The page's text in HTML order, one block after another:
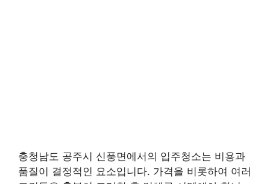
충청남도 공주시 신풍면에서의 입주청소는 비용과
품질이 결정적인 요소입니다. 가격을 비롯하여 여러